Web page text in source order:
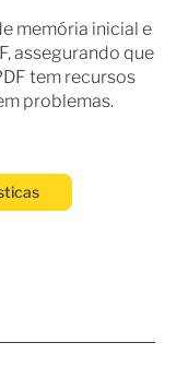
memória inicial e
assegurando que
tem recursos
problemas.